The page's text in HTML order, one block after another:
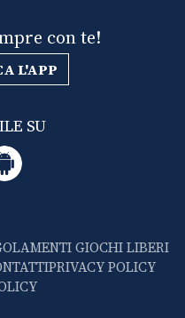
con te!
L'APP
SU
GIOCHI LIBERI
PRIVACY POLICY